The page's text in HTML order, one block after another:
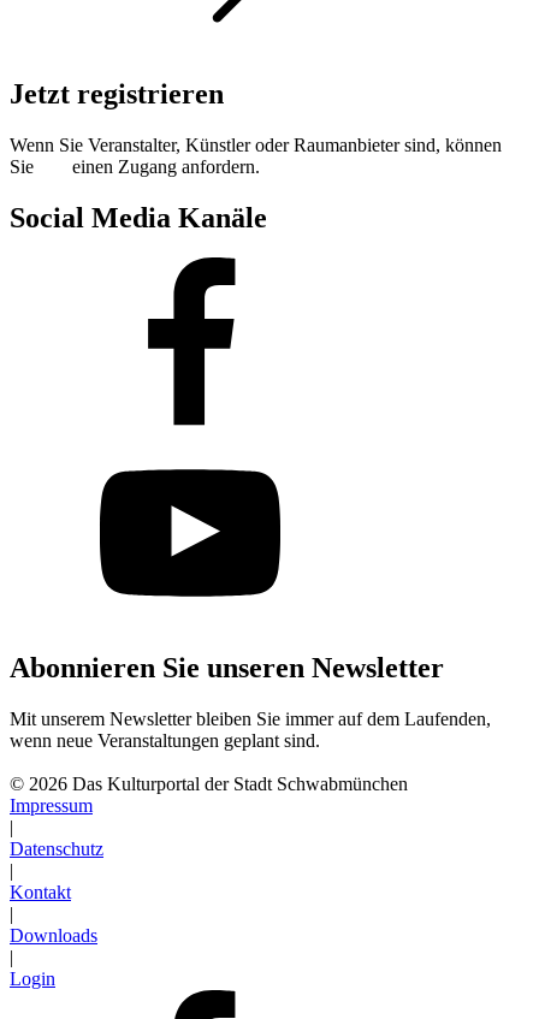
Jetzt registrieren
Wenn Sie Veranstalter, Künstler oder Raumanbieter sind, können
Sie
einen Zugang anfordern.
Social Media Kanäle
Abonnieren Sie unseren Newsletter
Mit unserem Newsletter bleiben Sie immer auf dem Laufenden,
wenn neue Veranstaltungen geplant sind.
© 2026 Das Kulturportal der Stadt Schwabmünchen
Impressum
|
Datenschutz
|
Kontakt
|
Downloads
|
Login